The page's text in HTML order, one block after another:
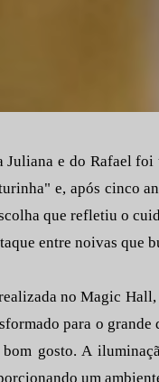
Juliana e do Rafael
e, após cinco
que refletiu o
entre noivas que
no Magic
para o grande
gosto. A
um